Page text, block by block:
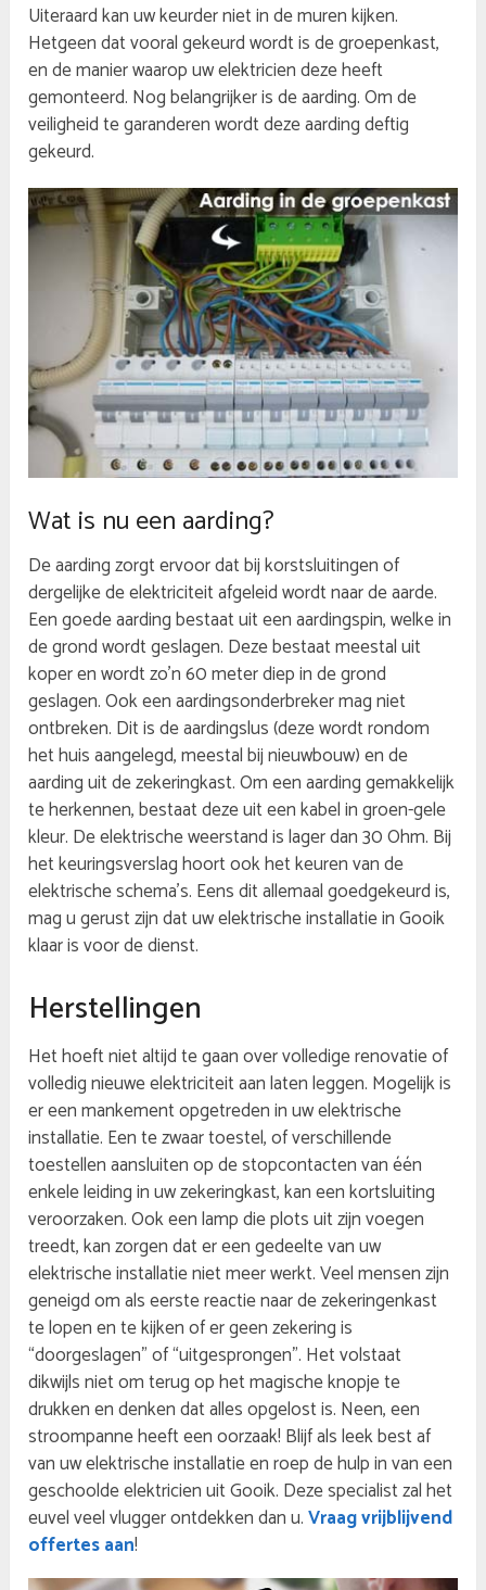
Uiteraard kan uw keurder niet in de muren kijken.
Hetgeen dat vooral gekeurd wordt is de groepenkast,
en de manier waarop uw elektricien deze heeft
gemonteerd. Nog belangrijker is de aarding. Om de
veiligheid te garanderen wordt deze aarding deftig
gekeurd.
Wat is nu een aarding?
De aarding zorgt ervoor dat bij korstsluitingen of
dergelijke de elektriciteit afgeleid wordt naar de aarde.
Een goede aarding bestaat uit een aardingspin, welke in
de grond wordt geslagen. Deze bestaat meestal uit
koper en wordt zo’n 60 meter diep in de grond
geslagen. Ook een aardingsonderbreker mag niet
ontbreken. Dit is de aardingslus (deze wordt rondom
het huis aangelegd, meestal bij nieuwbouw) en de
aarding uit de zekeringkast. Om een aarding gemakkelijk
te herkennen, bestaat deze uit een kabel in groen-gele
kleur. De elektrische weerstand is lager dan 30 Ohm. Bij
het keuringsverslag hoort ook het keuren van de
elektrische schema’s. Eens dit allemaal goedgekeurd is,
mag u gerust zijn dat uw elektrische installatie in Gooik
klaar is voor de dienst.
Herstellingen
Het hoeft niet altijd te gaan over volledige renovatie of
volledig nieuwe elektriciteit aan laten leggen. Mogelijk is
er een mankement opgetreden in uw elektrische
installatie. Een te zwaar toestel, of verschillende
toestellen aansluiten op de stopcontacten van één
enkele leiding in uw zekeringkast, kan een kortsluiting
veroorzaken. Ook een lamp die plots uit zijn voegen
treedt, kan zorgen dat er een gedeelte van uw
elektrische installatie niet meer werkt. Veel mensen zijn
geneigd om als eerste reactie naar de zekeringenkast
te lopen en te kijken of er geen zekering is
“doorgeslagen” of “uitgesprongen”. Het volstaat
dikwijls niet om terug op het magische knopje te
drukken en denken dat alles opgelost is. Neen, een
stroompanne heeft een oorzaak! Blijf als leek best af
van uw elektrische installatie en roep de hulp in van een
geschoolde elektricien uit Gooik. Deze specialist zal het
euvel veel vlugger ontdekken dan u.Vraag vrijblijvend
offertes aan!